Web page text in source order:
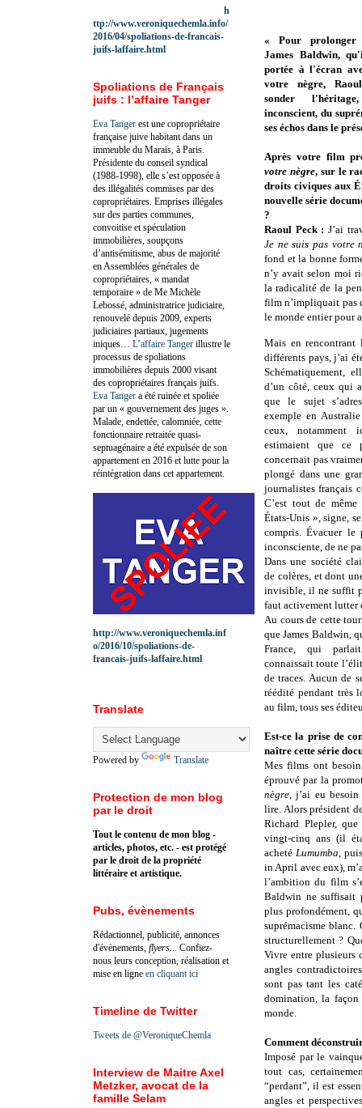
« Pour
James Baldwin,
portée à l'écran
votre nègre,
sonder
inconscient, du
ses échos dans le
Après votre film
votre nègre, sur le
droits civiques aux
nouvelle série
?
Raoul Peck : J’ai
Je ne suis pas votre
fond et la bonne
n’y avait selon moi
la radicalité de la
film n’impliquait pas
le monde entier pour
Mais en
différents pays, j’ai
Schématiquement,
d’un côté, ceux qui
que le sujet
exemple en
ceux, notamment
estimaient que ce
concernait pas
plongé dans une
journalistes français
C’est tout de
États-Unis », signe,
compris. Évacuer le
inconsciente, de ne
Dans une société
de colères, et dont
invisible, il ne suffit
faut activement lutter
Au cours de cette
que James Baldwin,
France, qui
connaissait toute
de traces. Aucun de
réédité pendant très
au film, tous ses
Est-ce la prise de
naître cette série
Mes films ont
éprouvé par la
nègre, j’ai eu besoin
lire. Alors président
Richard Plepler,
vingt-cinq ans (il
acheté Lumumba,
in April avec eux),
l’ambition du film
Baldwin ne suffisait
plus profondément,
suprémacisme blanc.
structurellement ?
Vivre entre plusieurs
angles
sont pas tant les
domination, la
monde.
Comment
Imposé par le
tout cas,
“perdant”, il est
angles et
h
ttp://www.veroniquechemla.info/
2016/04/spoliations-de-francais-
juifs-laffaire.html
Spoliations de Français
juifs : l’affaire Tanger
Eva Tanger est une copropriétaire
française juive habitant dans un
immeuble du Marais, à Paris.
Présidente du conseil syndical
(1988-1998), elle s’est opposée à
des illégalités commises par des
copropriétaires. Emprises illégales
sur des parties communes,
convoitise et spéculation
immobilières, soupçons
d’antisémitisme, abus de majorité
en Assemblées générales de
copropriétaires, « mandat
temporaire » de Me Michèle
Lebossé, administratrice judiciaire,
renouvelé depuis 2009, experts
judiciaires partiaux, jugements
iniques… L’affaire Tanger illustre le
processus de spoliations
immobilières depuis 2000 visant
des copropriétaires français juifs.
Eva Tanger a été ruinée et spoliée
par un « gouvernement des juges ».
Malade, endettée, calomniée, cette
fonctionnaire retraitée quasi-
septuagénaire a été expulsée de son
appartement en 2016 et lutte pour la
réintégration dans cet appartement.
http://www.veroniquechemla.inf
o/2016/10/spoliations-de-
francais-juifs-laffaire.html
Translate
Powered by Translate
Protection de mon blog
par le droit
Tout le contenu de mon blog -
articles, photos, etc. - est protégé
par le droit de la propriété
littéraire et artistique.
Pubs, évènements
Rédactionnel, publicité, annonces
d'évènements, flyers ... Confiez-
nous leurs conception, réalisation et
mise en ligne en cliquant ici
Timeline de Twitter
Tweets de @VeroniqueChemla
Interview de Maitre Axel
Metzker, avocat de la
famille Selam